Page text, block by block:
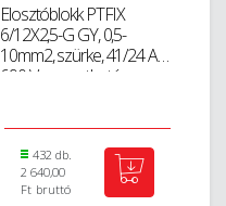
Elosztóblokk PTFIX
6/12X2,5-G GY, 0,5-
10mm2, szürke, 41/24 A
690 V ragasztható,...
432 db.
2 640,00
Ft bruttó